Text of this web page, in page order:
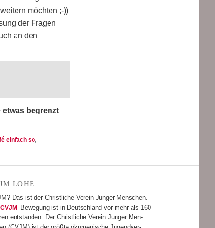
möch­ten ;-))
der Fra­gen
an den
etwas begrenzt
einfach so,
LOHE
Das ist der Christ­li­che Ver­ein Jun­ger Men­schen.
CVJM–Bewe­gung ist in Deutsch­land vor mehr als 160
ent­stan­den. Der Christ­li­che Ver­ein Jun­ger Men­